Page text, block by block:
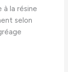
la résine
selon